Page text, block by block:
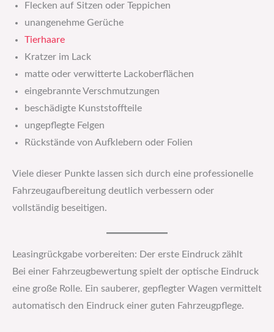
Flecken auf Sitzen oder Teppichen
unangenehme Gerüche
Tierhaare
Kratzer im Lack
matte oder verwitterte Lackoberflächen
eingebrannte Verschmutzungen
beschädigte Kunststoffteile
ungepflegte Felgen
Rückstände von Aufklebern oder Folien
Viele dieser Punkte lassen sich durch eine professionelle
Fahrzeugaufbereitung deutlich verbessern oder
vollständig beseitigen.
Leasingrückgabe vorbereiten: Der erste Eindruck zählt
Bei einer Fahrzeugbewertung spielt der optische Eindruck
eine große Rolle. Ein sauberer, gepflegter Wagen vermittelt
automatisch den Eindruck einer guten Fahrzeugpflege.